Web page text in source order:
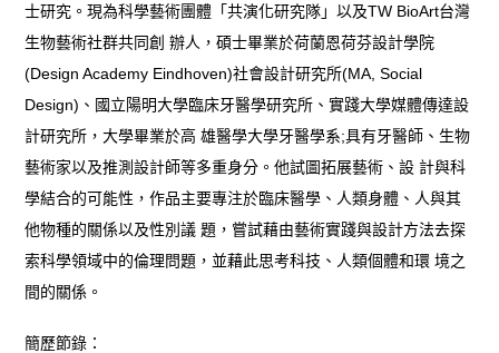
士研究。現為科學藝術團體「共演化研究隊」以及TW BioArt台灣
生物藝術社群共同創 辦人，碩士畢業於荷蘭恩荷芬設計學院
(Design Academy Eindhoven)社會設計研究所(MA, Social
Design)、國立陽明大學臨床牙醫學研究所、實踐大學媒體傳達設
計研究所，大學畢業於高 雄醫學大學牙醫學系;具有牙醫師、生物
藝術家以及推測設計師等多重身分。他試圖拓展藝術、設 計與科
學結合的可能性，作品主要專注於臨床醫學、人類身體、人與其
他物種的關係以及性別議 題，嘗試藉由藝術實踐與設計方法去探
索科學領域中的倫理問題，並藉此思考科技、人類個體和環 境之
間的關係。
簡歷節錄：